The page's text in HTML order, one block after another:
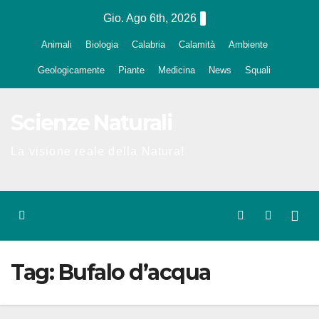
Gio. Ago 6th, 2026
Animali Biologia Calabria Calamità Ambiente
Geologicamente Piante Medicina News Squali
Tag: Bufalo d’acqua